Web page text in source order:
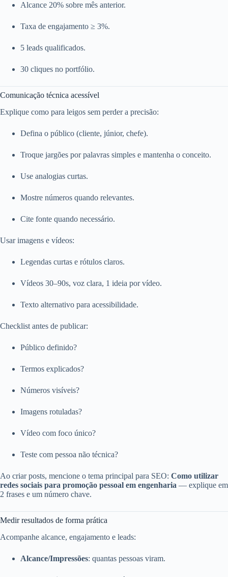
Alcance 20% sobre mês anterior.
Taxa de engajamento ≥ 3%.
5 leads qualificados.
30 cliques no portfólio.
Comunicação técnica acessível
Explique como para leigos sem perder a precisão:
Defina o público (cliente, júnior, chefe).
Troque jargões por palavras simples e mantenha o conceito.
Use analogias curtas.
Mostre números quando relevantes.
Cite fonte quando necessário.
Usar imagens e vídeos:
Legendas curtas e rótulos claros.
Vídeos 30–90s, voz clara, 1 ideia por vídeo.
Texto alternativo para acessibilidade.
Checklist antes de publicar:
Público definido?
Termos explicados?
Números visíveis?
Imagens rotuladas?
Vídeo com foco único?
Teste com pessoa não técnica?
Ao criar posts, mencione o tema principal para SEO: Como utilizar
redes sociais para promoção pessoal em engenharia — explique em
2 frases e um número chave.
Medir resultados de forma prática
Acompanhe alcance, engajamento e leads:
Alcance/Impressões: quantas pessoas viram.